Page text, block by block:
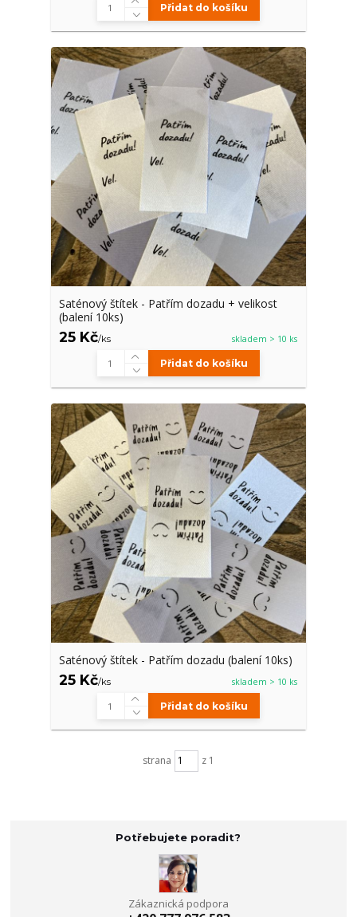
Přidat do košíku
Saténový štítek - Patřím dozadu + velikost
(balení 10ks)
25 Kč/ks skladem > 10 ks
Přidat do košíku
Saténový štítek - Patřím dozadu (balení 10ks)
25 Kč/ks skladem > 10 ks
Přidat do košíku
strana z 1
Potřebujete poradit?
Zákaznická podpora